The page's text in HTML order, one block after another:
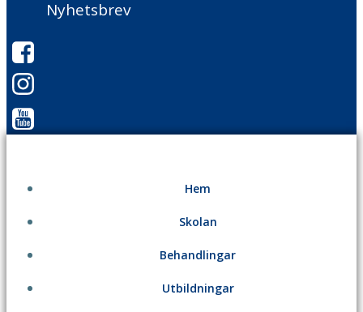
Nyhetsbrev
Hem
Skolan
Behandlingar
Utbildningar